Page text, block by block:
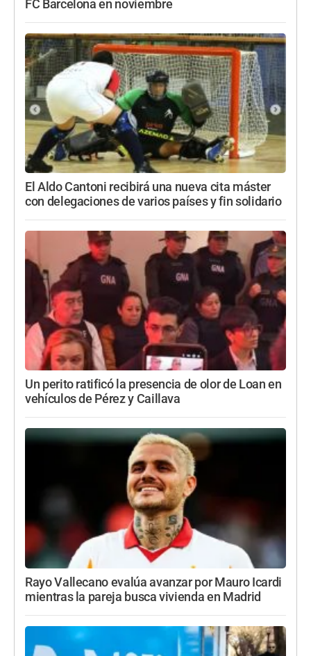
FC Barcelona en noviembre
El Aldo Cantoni recibirá una nueva cita máster
con delegaciones de varios países y fin solidario
Un perito ratificó la presencia de olor de Loan en
vehículos de Pérez y Caillava
Rayo Vallecano evalúa avanzar por Mauro Icardi
mientras la pareja busca vivienda en Madrid